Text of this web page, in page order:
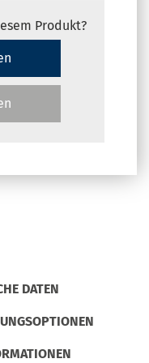
Produkt?
DATEN